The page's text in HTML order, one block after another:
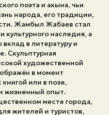
поэта и акына, чьи
народа, его традиции,
Жамбыл Жабаев стал
культурного наследия, а
вклад в литературу и
Скульптурная
художественной
в момент
или в позе,
жизненный опыт.
месте города,
жителей и туристов,